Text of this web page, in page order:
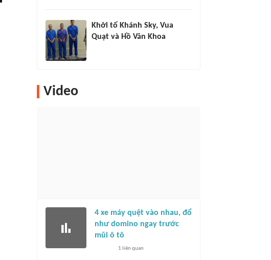
Khởi tố Khánh Sky, Vua
Quạt và Hồ Văn Khoa
Video
4 xe máy quệt vào nhau, đổ
như domino ngay trước
mũi ô tô
1 liên quan